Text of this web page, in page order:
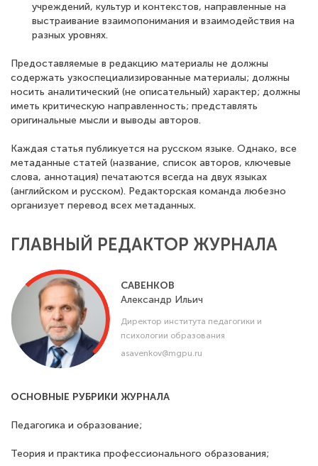
учреждений, культур и контекстов, направленные на
выстраивание взаимопонимания и взаимодействия на
разных уровнях.
Предоставляемые в редакцию материалы не должны
содержать узкоспециализированные материалы; должны
носить аналитический (не описательный) характер; должны
иметь критическую направленность; представлять
оригинальные мысли и выводы авторов.
Каждая статья публикуется на русском языке. Однако, все
метаданные статей (название, список авторов, ключевые
слова, аннотация) печатаются всегда на двух языках
(английском и русском). Редакторская команда любезно
организует перевод всех метаданных.
ГЛАВНЫЙ РЕДАКТОР ЖУРНАЛА
САВЕНКОВ
Александр Ильич
Директор института педагогики и
психологии образования
asavenkov@mgpu.ru
ОСНОВНЫЕ РУБРИКИ ЖУРНАЛА
Педагогика и образование;
Теория и практика профессионального образования;